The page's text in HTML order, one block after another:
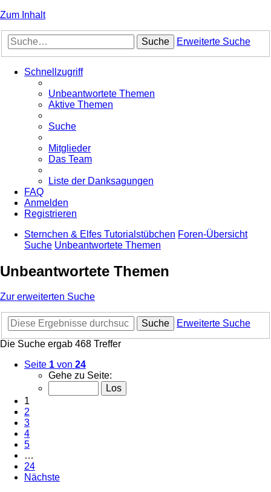
Zum Inhalt
Suche Erweiterte Suche
Schnellzugriff
Unbeantwortete Themen
Aktive Themen
Suche
Mitglieder
Das Team
Liste der Danksagungen
FAQ
Anmelden
Registrieren
Sternchen & Elfes Tutorialstübchen Foren-Übersicht
Suche Unbeantwortete Themen
Unbeantwortete Themen
Zur erweiterten Suche
Suche
Erweiterte Suche
Die Suche ergab 468 Treffer
Seite 1 von 24
Gehe zu Seite:
1
2
3
4
5
…
24
Nächste